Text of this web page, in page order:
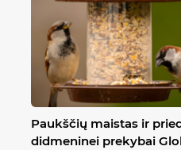
Paukščių maistas ir
didmeninei prekybai